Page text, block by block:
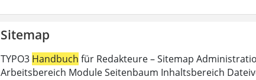
Sitemap
TYPO3 Handbuch für Redakteure – Sitemap
Arbeitsbereich Module Seitenbaum Inhaltsbereich